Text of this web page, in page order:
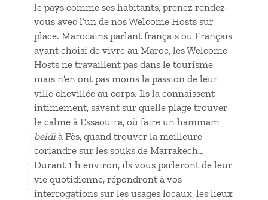
le pays comme ses habitants, prenez rendez-
vous avec l’un de nos Welcome Hosts sur
place. Marocains parlant français ou Français
ayant choisi de vivre au Maroc, les Welcome
Hosts ne travaillent pas dans le tourisme
mais n’en ont pas moins la passion de leur
ville chevillée au corps. Ils la connaissent
intimement, savent sur quelle plage trouver
le calme à Essaouira, où faire un hammam
beldià Fès, quand trouver la meilleure
coriandre sur les souks de Marrakech…
Durant 1 h environ, ils vous parleront de leur
vie quotidienne, répondront à vos
interrogations sur les usages locaux, les lieux